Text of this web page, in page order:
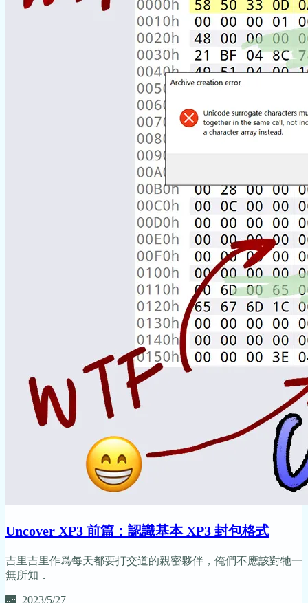
Uncover XP3 前篇：認識基本 XP3 封包格式
吉里吉里作爲每天都要打交道的親密夥伴，俺們不應該對牠一
無所知．
2023/5/27